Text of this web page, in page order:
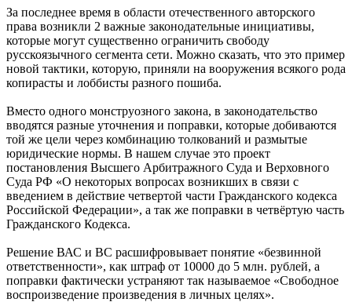
За последнее время в области отечественного авторского
права возникли 2 важные законодательные инициативы,
которые могут существенно ограничить свободу
русскоязычного сегмента сети. Можно сказать, что это пример
новой тактики, которую, приняли на вооружения всякого рода
копирасты и лоббисты разного пошиба.
Вместо одного монструозного закона, в законодательство
вводятся разные уточнения и поправки, которые добиваются
той же цели через комбинацию толкований и размытые
юридические нормы. В нашем случае это проект
постановления Высшего Арбитражного Суда и Верховного
Суда РФ «О некоторых вопросах возникших в связи с
введением в действие четвертой части Гражданского кодекса
Российской Федерации», а так же поправки в четвёртую часть
Гражданского Кодекса.
Решение ВАС и ВС расшифровывает понятие «безвинной
ответственности», как штраф от 10000 до 5 млн. рублей, а
поправки фактически устраняют так называемое «Свободное
воспроизведение произведения в личных целях».